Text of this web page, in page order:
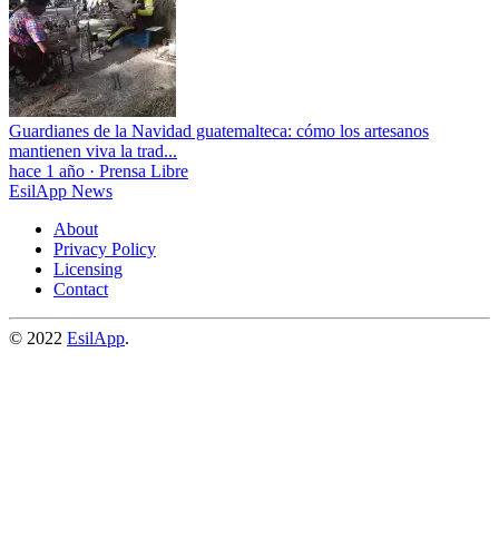
Guardianes de la Navidad guatemalteca: cómo los artesanos
mantienen viva la trad...
hace 1 año · Prensa Libre
EsilApp News
About
Privacy Policy
Licensing
Contact
© 2022 EsilApp.